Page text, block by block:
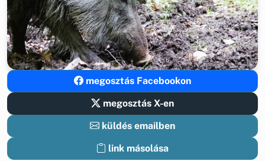
megosztás Facebookon
megosztás X-en
küldés emailben
link másolása